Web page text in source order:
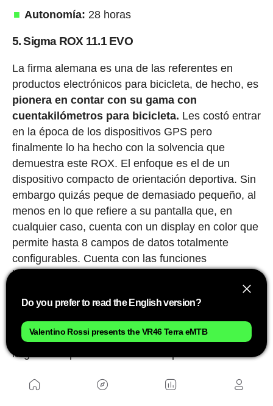
Autonomía: 28 horas
5. Sigma ROX 11.1 EVO
La firma alemana es una de las referentes en
productos electrónicos para bicicleta, de hecho, es
pionera en contar con su gama con
cuentakilómetros para bicicleta. Les costó entrar
en la época de los dispositivos GPS pero
finalmente lo ha hecho con la solvencia que
demuestra este ROX. El enfoque es el de un
dispositivo compacto de orientación deportiva. Sin
embargo quizás peque de demasiado pequeño, al
menos en lo que refiere a su pantalla que, en
cualquier caso, cuenta con un display en color que
permite hasta 8 campos de datos totalmente
configurables. Cuenta con las funciones
habituales, incluida la navegación, destacando que
podemos incluir el mapa como si fuera un campo
más de datos y no tener que dedicar una pantalla
íntegra a esta función. Siendo una marca alemana,
donde las eBikes tienen un uso amplio no extraña
la gran compatibilidaad con múltiples modelos de
el propio dispositivo de sus funciones.
Do you prefer to read the English version?
Valentino Rossi presents the VR46 Terra eMTB